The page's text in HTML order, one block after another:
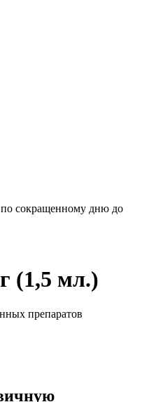
сокращенному дню до
(1,5 мл.)
препаратов